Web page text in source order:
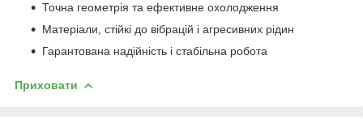
Точна геометрія та ефективне охолодження
Матеріали, стійкі до вібрацій і агресивних рідин
Гарантована надійність і стабільна робота
Приховати